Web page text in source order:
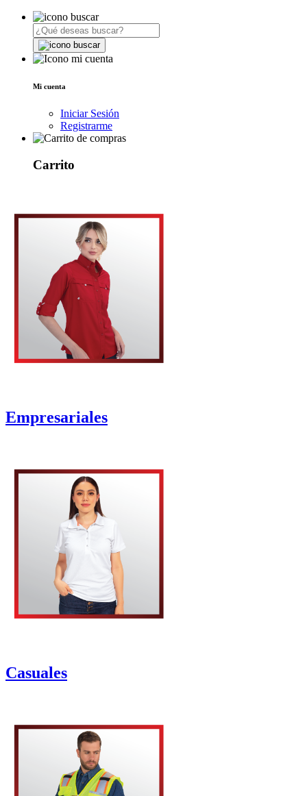
Mi cuenta
Iniciar Sesión
Registrarme
Carrito
Empresariales
Casuales